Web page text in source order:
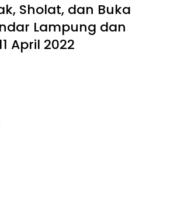
Sholat, dan Buka
Lampung dan
April 2022